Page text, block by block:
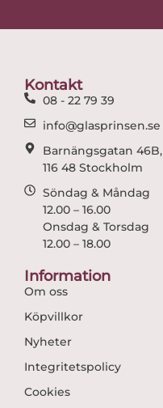
Kontakt
08 - 22 79 39
info@glasprinsen.se
Barnängsgatan 46B,
116 48 Stockholm
Söndag & Måndag
12.00 – 16.00
Onsdag & Torsdag
12.00 – 18.00
Information
Om oss
Köpvillkor
Nyheter
Integritetspolicy
Cookies